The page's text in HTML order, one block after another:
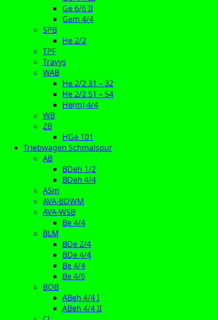
Ge 6/6 II
Gem 4/4
SPB
He 2/2
TPF
Travys
WAB
He 2/2 31 – 32
He 2/2 51 – 54
He(m) 4/4
WB
ZB
HGe 101
Triebwagen Schmalspur
AB
BDeh 1/2
BDeh 4/4
ASm
AVA-BDWM
AVA-WSB
Be 4/4
BLM
BDe 2/4
BDe 4/4
Be 4/4
Be 4/6
BOB
ABeh 4/4 I
ABeh 4/4 II